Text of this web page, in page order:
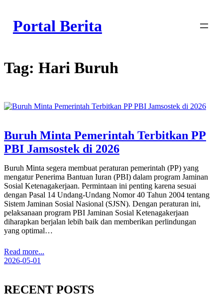
content
Portal Berita
Tag: Hari Buruh
Buruh Minta Pemerintah Terbitkan PP
PBI Jamsostek di 2026
Buruh Minta segera membuat peraturan pemerintah (PP) yang
mengatur Penerima Bantuan Iuran (PBI) dalam program Jaminan
Sosial Ketenagakerjaan. Permintaan ini penting karena sesuai
dengan Pasal 14 Undang-Undang Nomor 40 Tahun 2004 tentang
Sistem Jaminan Sosial Nasional (SJSN). Dengan peraturan ini,
pelaksanaan program PBI Jaminan Sosial Ketenagakerjaan
diharapkan berjalan lebih baik dan memberikan perlindungan
yang optimal…
Read more...
2026-05-01
RECENT POSTS